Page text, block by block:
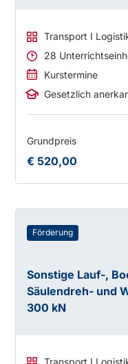
Transport I
28
Kurstermine
Gesetzlich
Grundpreis
€ 520,00
Förderung
Sonstige Lauf-,
Säulendreh- und
300 kN
Transport I